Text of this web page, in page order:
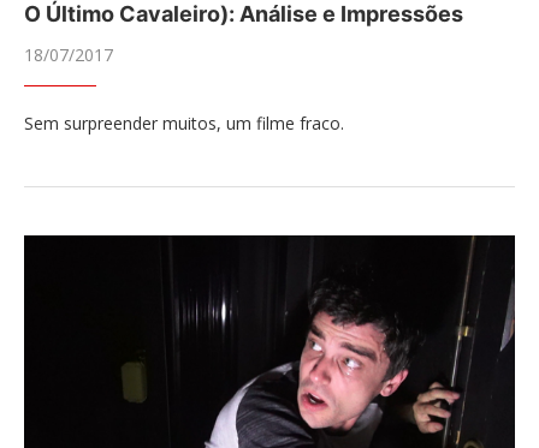
O Último Cavaleiro): Análise e Impressões
18/07/2017
Sem surpreender muitos, um filme fraco.